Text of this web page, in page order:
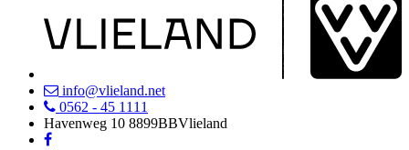
info@vlieland.net
0562 - 45 1111
Havenweg 10 8899BBVlieland